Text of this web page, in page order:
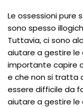
Le ossessioni pure
sono spesso
Tuttavia, ci sono
aiutare a gestire le
importante capire
e che non si tratta
essere difficile da
aiutare a gestire le